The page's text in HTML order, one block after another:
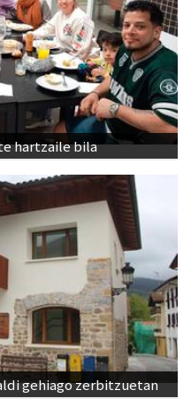
hartzaile bila
gehiago zerbitzuetan